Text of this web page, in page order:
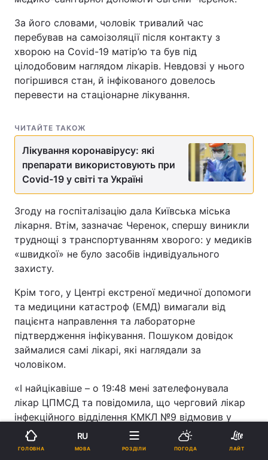
За його словами, чоловік тривалий час
перебував на самоізоляції після контакту з
хворою на Covid-19 матір’ю та був під
цілодобовим наглядом лікарів. Невдовзі у нього
погіршився стан, й інфікованого довелось
перевести на стаціонарне лікування.
ЧИТАЙТЕ ТАКОЖ
Лікування коронавірусу: які
препарати використовують при
Covid-19 у світі та Україні
Згоду на госпіталізацію дала Київська міська
лікарня. Втім, зазначає Черенок, спершу виникли
труднощі з транспортуванням хворого: у медиків
«швидкої» не було засобів індивідуального
захисту.
Крім того, у Центрі екстреної медичної допомоги
та медицини катастроф (ЕМД) вимагали від
пацієнта направлення та лабораторне
підтвердження інфікування. Пошуком довідок
займалися самі лікарі, які наглядали за
чоловіком.
«І найцікавіше – о 19:48 мені зателефонувала
лікар ЦПМСД та повідомила, що черговий лікар
інфекційного відділення КМКЛ №9 відмовив у
госпіталізації (хоча він сам погодив телефоном
госпіталізацію після опису лікарем ЦПМСД
ГОЛОВНА
RU
МОВА РОЗДІЛИ ПОГОДА ЛАЙТ